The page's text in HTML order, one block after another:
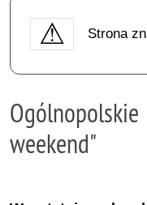
Strona
Ogólnopolskie
weekend"